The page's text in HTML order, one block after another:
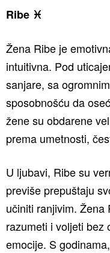
Ribe ♓️
Žena Ribe je
intuitivna. Pod
sanjare, sa
sposobnošću da
žene su obdarene
prema umetnosti,
U ljubavi, Ribe su
previše prepuštaju
učiniti ranjivim.
razumeti i voljeti bez
emocije. S